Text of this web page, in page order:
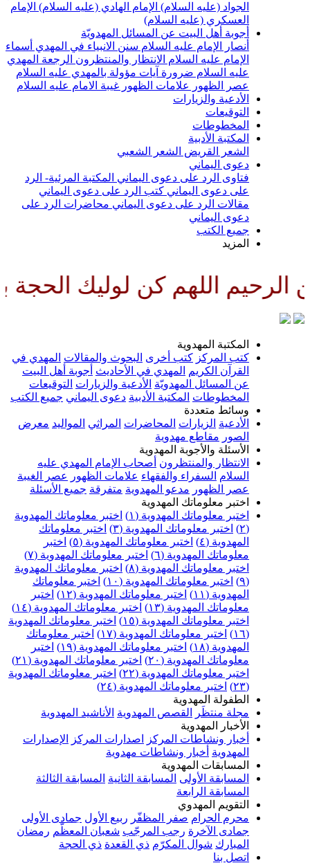
(عليه السلام) الإمام الهادي (عليه السلام) الإمام
(عليه السلام)
أهل البيت عن المسائل المهدويّة
الإمام عليه السلامسنن الانبياء في المهديأسماء
عليه السلامالانتظار والمنتظرونالرجعةالمهدي
السلام ضرورة آيات مؤولة بالمهدي عليه السلام
علامات الظهورغيبة الامام عليه السلام
والزيارات
الأدبية
الشعر الشعبي
اليماني
الرد على دعوى اليماني المكتبة المرئية- الرد
دعوى اليماني كتب الرد على دعوى اليماني
الرد على دعوى اليماني محاضرات الرد على
كن لوليك الحجة بن الحسن
المهدوية
كتب أخرى البحوث والمقالات المهدي في
المهدي في الأحاديث أجوبة أهل البيت
المسائل المهدويّة الأدعية والزيارات التوقيعات
المكتبة الأدبية دعوى اليماني جميع الكتب
متعددة
الزيارات المحاضرات المراثي المواليد معرض
مقاطع مهدوية
والأجوبة المهدوية
والمنتظرون أصحاب الإمام المهدي عليه
السفراء والفقهاء علامات الظهور عصر الغيبة
مدعو المهدوية متفرقة جميع الأسئلة
معلوماتك المهدوية
معلوماتك المهدوية (١)
اختبر معلوماتك المهدوية
اختبر معلوماتك المهدوية (٣)
اختبر معلوماتك
اختبر معلوماتك المهدوية (٥)
اختبر
المهدوية (٦)
اختبر معلوماتك المهدوية (٧)
معلوماتك المهدوية (٨)
اختبر معلوماتك المهدوية
اختبر معلوماتك المهدوية (١٠)
اختبر معلوماتك
اختبر معلوماتك المهدوية (١٢)
اختبر
المهدوية (١٣)
اختبر معلوماتك المهدوية (١٤)
معلوماتك المهدوية (١٥)
اختبر معلوماتك المهدوية
اختبر معلوماتك المهدوية (١٧)
اختبر معلوماتك
اختبر معلوماتك المهدوية (١٩)
اختبر
المهدوية (٢٠)
اختبر معلوماتك المهدوية (٢١)
معلوماتك المهدوية (٢٢)
اختبر معلوماتك المهدوية
اختبر معلوماتك المهدوية (٢٤)
المهدوية
منتظَر
القصص المهدوية الأناشيد المهدوية
المهدوية
ونشاطات المركز اصدارات المركز الإصدارات
أخبار ونشاطات مهدوية
المهدوية
الأولى المسابقة الثانية المسابقة الثالثة
الرابعة
المهدوي
الحرام
صفر المظفّر ربيع الأول جمادى الأولى
رجب المرجّب شعبان المعظّم رمضان
شوال المكرّم ذي القعدة ذي الحجة